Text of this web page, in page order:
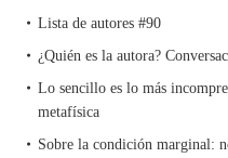
Lista de autores #90
¿Quién es la autora?
Lo sencillo es lo más
metafísica
Sobre la condición marginal: